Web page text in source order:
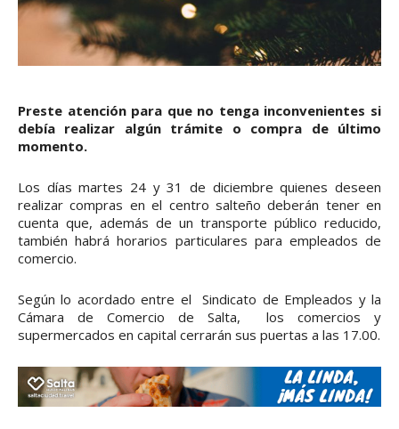
Preste atención para que no tenga inconvenientes si
debía realizar algún trámite o compra de último
momento.
Los días martes 24 y 31 de diciembre quienes deseen
realizar compras en el centro salteño deberán tener en
cuenta que, además de un transporte público reducido,
también habrá horarios particulares para empleados de
comercio.
Según lo acordado entre el Sindicato de Empleados y la
Cámara de Comercio de Salta, los comercios y
supermercados en capital cerrarán sus puertas a las 17.00.